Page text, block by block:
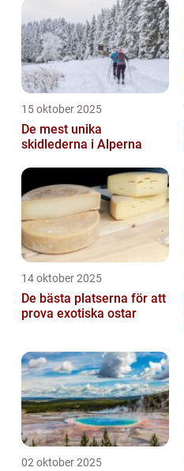
15 oktober 2025
De mest unika
skidlederna i Alperna
14 oktober 2025
De bästa platserna för att
prova exotiska ostar
02 oktober 2025